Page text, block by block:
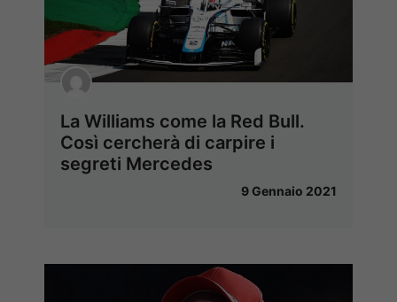
La Williams come la Red Bull.
Così cercherà di carpire i
segreti Mercedes
9 Gennaio 2021